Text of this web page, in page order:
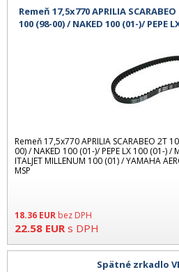
Remeň 17,5x770 APRILIA
100 (98-00) / NAKED 100 (01-)/ PEPE
Remeň 17,5x770 APRILIA SCARABEO 2T
00) / NAKED 100 (01-)/ PEPE LX 100 (01-) /
ITALJET MILLENUM 100 (01) / YAMAHA
MSP
18.36 EUR bez DPH
22.58 EUR s DPH
Spätné zrkadlo